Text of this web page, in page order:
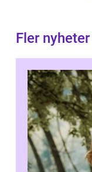
Fler nyheter